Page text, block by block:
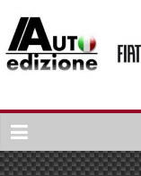
naar
inhoud
Auto
La